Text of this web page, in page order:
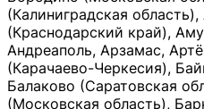
(Калиниградская
(Краснодарский край),
Андреаполь, Арзамас,
(Карачаево-Черкесия),
Балаково (Саратовская
(Московская область),